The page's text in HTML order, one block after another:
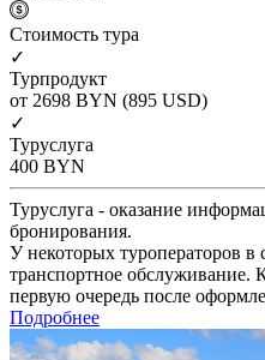
Cтоимость тура
✓
Турпродукт
от 2698 BYN (895 USD)
✓
Туруслуга
400 BYN
Туруслуга - оказание
бронирования.
У некоторых туроператоров в
транспортное обслуживание.
первую очередь после
Подробнее